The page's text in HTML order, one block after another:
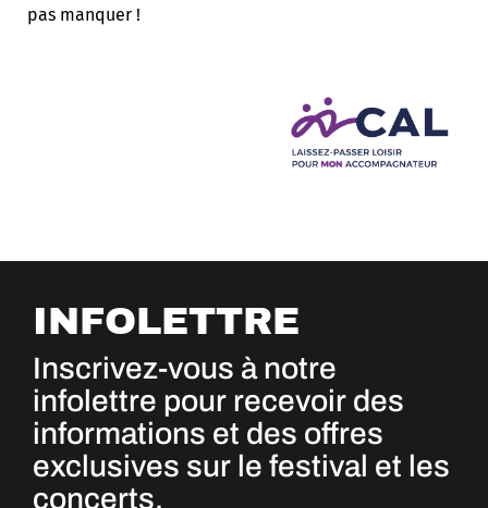
pas manquer !
INFOLETTRE
Inscrivez-vous à notre
infolettre pour recevoir des
informations et des offres
exclusives sur le festival et les
concerts.